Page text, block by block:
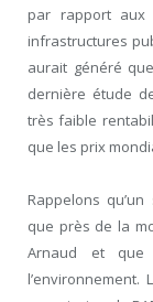
par rapport aux
infrastructures
aurait généré
dernière étude
très faible
que les prix
Rappelons qu’un
que près de la
Arnaud et